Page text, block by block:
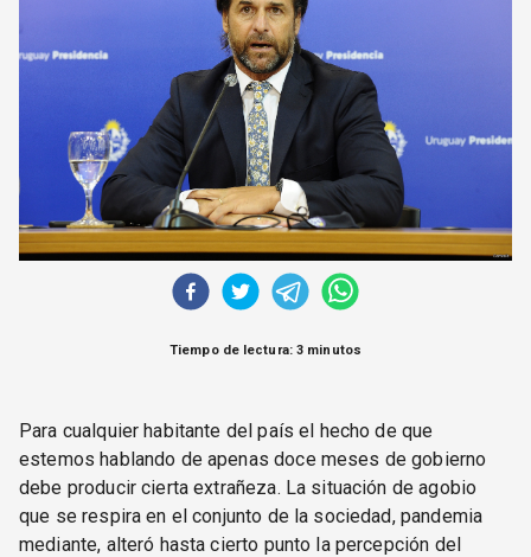
DECLARACIONES
OPINIÓN
ALTAMIRA RESPONDE
Política Obrera Revista
CONTACTO
Tiempo de lectura: 3 minutos
Para cualquier habitante del país el hecho de que
estemos hablando de apenas doce meses de gobierno
debe producir cierta extrañeza. La situación de agobio
que se respira en el conjunto de la sociedad, pandemia
mediante, alteró hasta cierto punto la percepción del